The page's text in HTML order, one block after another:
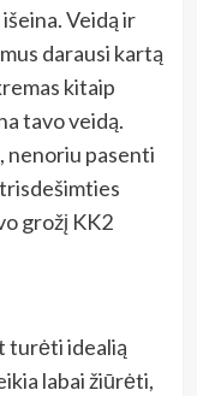
Veidą ir
darausi kartą
kitaip
tavo veidą.
nenoriu pasenti
grožį KK2
turėti idealią
labai žiūrėti,